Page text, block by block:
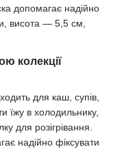
допомагає надійно
висота — 5,5 см,
колекції
для каш, супів,
їжу в холодильнику,
для розігрівання.
надійно фіксувати